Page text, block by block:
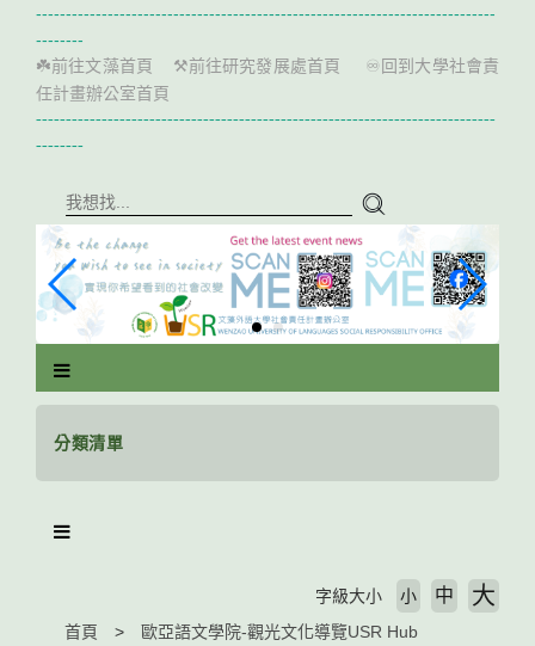
-----------------------------------------------------------------------------
--------
☘️前往文藻首頁 ⚒️前往研究發展處首頁 ♾️ 回到大學社會責
任計畫辦公室首頁
-----------------------------------------------------------------------------
--------
分類清單
首頁 歐亞語文學院-觀光文化導覽USR Hub
字級大小 小 中 大